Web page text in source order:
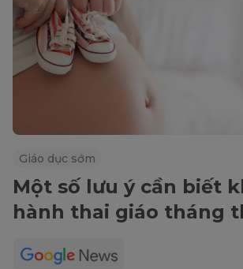
Giáo dục sớm
Một số lưu ý cần biết
hành thai giáo tháng